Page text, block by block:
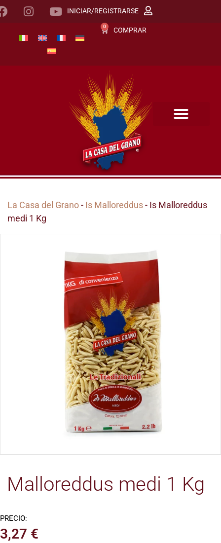
INICIAR/REGISTRARSE
0 COMPRAR
La Casa del Grano- Is Malloreddus- Is Malloreddus
medi 1 Kg
Malloreddus medi 1 Kg
PRECIO:
3,27 €